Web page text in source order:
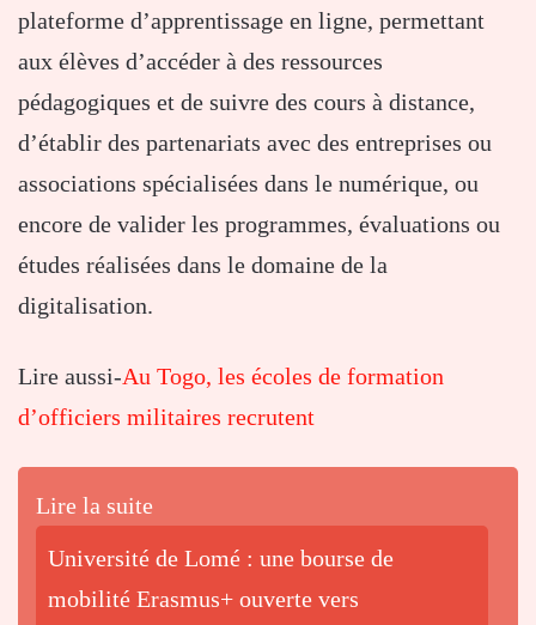
plateforme d’apprentissage en ligne, permettant
aux élèves d’accéder à des ressources
pédagogiques et de suivre des cours à distance,
d’établir des partenariats avec des entreprises ou
associations spécialisées dans le numérique, ou
encore de valider les programmes, évaluations ou
études réalisées dans le domaine de la
digitalisation.
Lire aussi-Au Togo, les écoles de formation
d’officiers militaires recrutent
Lire la suite
Université de Lomé : une bourse de
mobilité Erasmus+ ouverte vers